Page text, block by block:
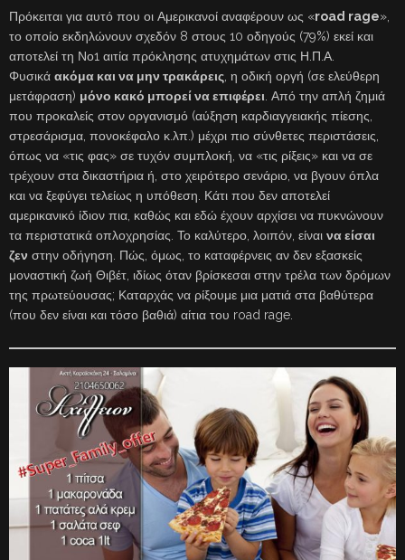
Πρόκειται για αυτό που οι Αμερικανοί αναφέρουν ως «road rage»,
το οποίο εκδηλώνουν σχεδόν 8 στους 10 οδηγούς (79%) εκεί και
αποτελεί τη Νο1 αιτία πρόκλησης ατυχημάτων στις Η.Π.Α.
Φυσικά ακόμα και να μην τρακάρεις , η οδική οργή (σε ελεύθερη
μετάφραση) μόνο κακό μπορεί να επιφέρει . Από την απλή ζημιά
που προκαλείς στον οργανισμό (αύξηση καρδιαγγειακής πίεσης,
στρεσάρισμα, πονοκέφαλο κ.λπ.) μέχρι πιο σύνθετες περιστάσεις,
όπως να «τις φας» σε τυχόν συμπλοκή, να «τις ρίξεις» και να σε
τρέχουν στα δικαστήρια ή, στο χειρότερο σενάριο, να βγουν όπλα
και να ξεφύγει τελείως η υπόθεση. Κάτι που δεν αποτελεί
αμερικανικό ίδιον πια, καθώς και εδώ έχουν αρχίσει να πυκνώνουν
τα περιστατικά οπλοχρησίας. Το καλύτερο, λοιπόν, είναι να είσαι
ζεν στην οδήγηση. Πώς, όμως, το καταφέρνεις αν δεν εξασκείς
μοναστική ζωή Θιβέτ, ιδίως όταν βρίσκεσαι στην τρέλα των δρόμων
της πρωτεύουσας; Καταρχάς να ρίξουμε μια ματιά στα βαθύτερα
(που δεν είναι και τόσο βαθιά) αίτια του road rage.